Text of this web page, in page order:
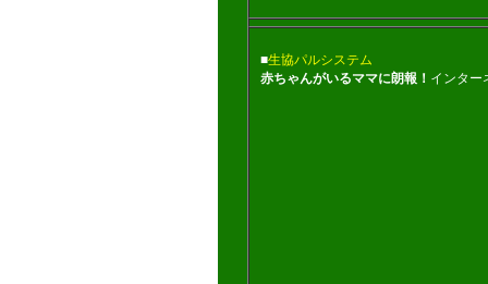
■生協パルシステム
赤ちゃんがいるママに朗報！ インター